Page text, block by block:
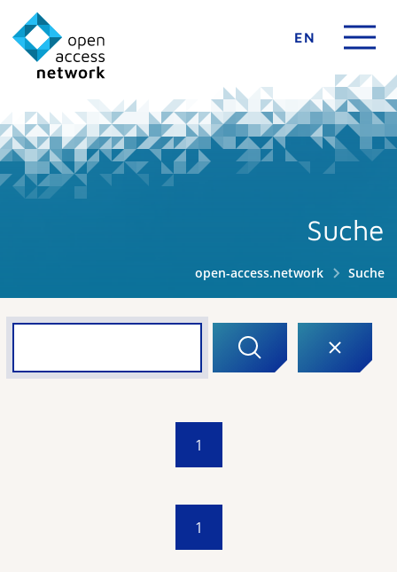
EN
Suche
open-access.network Suche
1
1